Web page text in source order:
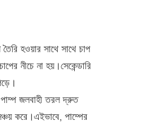
হওয়ার সাথে সাথে চাপ
নীচে না হয়।সেকেন্ডারি
পাম্প জলবাহী তরল দ্রুত
করে।এইভাবে, পাম্পের